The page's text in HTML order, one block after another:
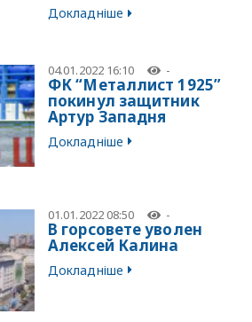
Докладніше
04.01.2022 16:10 -
ФК “Металлист 1925”
покинул защитник
Артур Западня
Докладніше
01.01.2022 08:50 -
В горсовете уволен
Алексей Калина
Докладніше